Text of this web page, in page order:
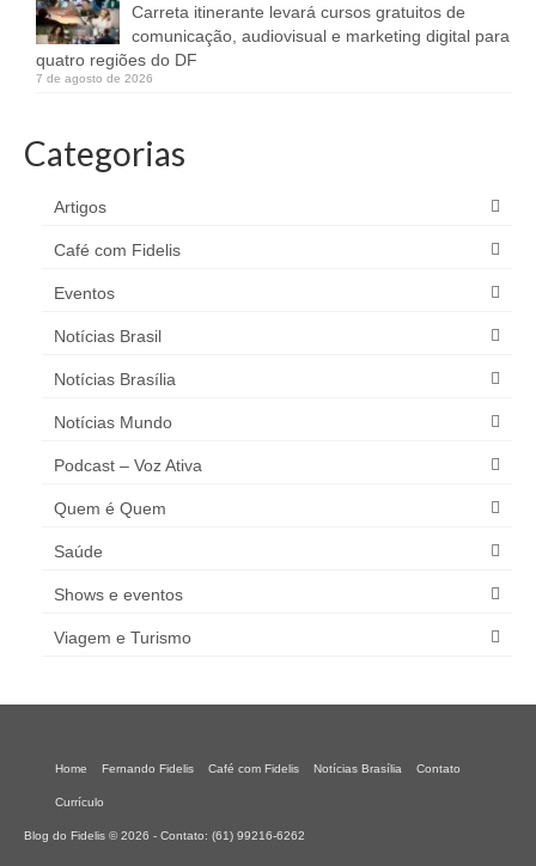
Carreta itinerante levará cursos gratuitos de
comunicação, audiovisual e marketing digital para
quatro regiões do DF
7 de agosto de 2026
Categorias
Artigos
Café com Fidelis
Eventos
Notícias Brasil
Notícias Brasília
Notícias Mundo
Podcast – Voz Ativa
Quem é Quem
Saúde
Shows e eventos
Viagem e Turismo
Home Fernando Fidelis Café com Fidelis Notícias Brasília Contato
Currículo
Blog do Fidelis © 2026 - Contato: (61) 99216-6262